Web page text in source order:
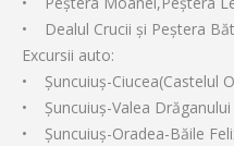
• Dealul Crucii şi Peştera
Excursii auto:
• Şuncuiuş-Ciucea(Castelul
• Şuncuiuş-Valea
• Şuncuiuş-Oradea-Băile